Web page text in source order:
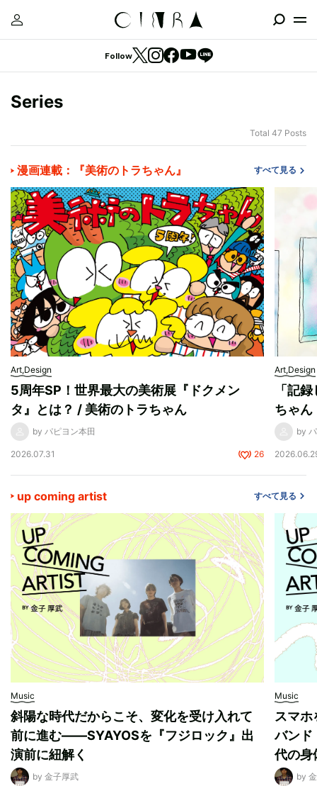
Follow
Series
Total 47 Posts
漫画連載：『美術のトラちゃん』 すべて見る
Art,Design
5周年SP！世界最大の美術展『ドクメン
タ』とは？ / 美術のトラちゃん
by パピヨン本田
2026.07.31 26
Art,Design
「記
ちゃん
by
up coming artist すべて見る
Music
斜陽な時代だからこそ、変化を受け入れて
前に進む——SYAYOSを『フジロック』出
演前に紐解く
by 金子厚武
Music
スマ
バンド
代の身
by